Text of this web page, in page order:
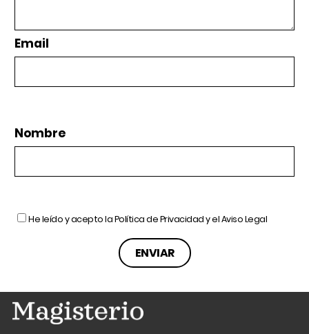
Email
Nombre
He leído y acepto laPolítica de Privacidady elAviso Legal